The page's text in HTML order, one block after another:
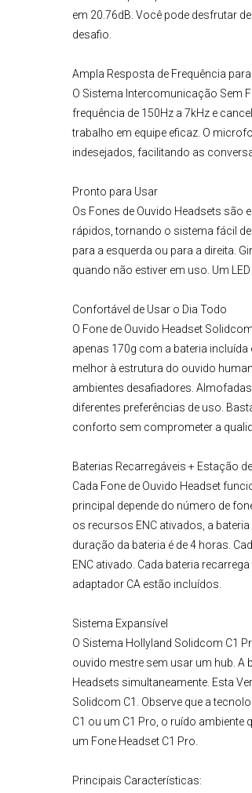
em 20.76dB. Você pode desfrutar
desafio.
Ampla Resposta de Frequência
O Sistema Intercomunicação Sem
frequência de 150Hz a 7kHz e
trabalho em equipe eficaz. O
indesejados, facilitando as
Pronto para Usar
Os Fones de Ouvido Headsets são
rápidos, tornando o sistema fácil
para a esquerda ou para a direita.
quando não estiver em uso. Um
Confortável de Usar o Dia Todo
O Fone de Ouvido Headset
apenas 170g com a bateria
melhor à estrutura do ouvido
ambientes desafiadores.
diferentes preferências de uso.
conforto sem comprometer a
Baterias Recarregáveis + Estação
Cada Fone de Ouvido Headset
principal depende do número de
os recursos ENC ativados, a
duração da bateria é de 4 horas.
ENC ativado. Cada bateria
adaptador CA estão incluídos.
Sistema Expansível
O Sistema Hollyland Solidcom C1
ouvido mestre sem usar um hub. A
Headsets simultaneamente. Esta
Solidcom C1. Observe que a
C1 ou um C1 Pro, o ruído ambiente
um Fone Headset C1 Pro.
Principais Características: